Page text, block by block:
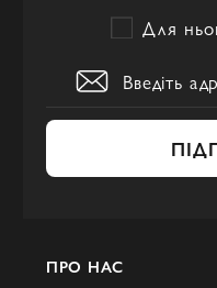
Для
ПРО НАС